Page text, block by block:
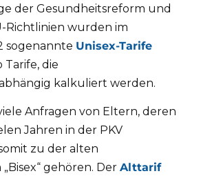
der Gesundheitsreform und
Richtlinien wurden im
sogenannte Unisex-Tarife
die
kalkuliert werden.
Anfragen von Eltern, deren
Jahren in der PKV
zu der alten
gehören. Der Alttarif